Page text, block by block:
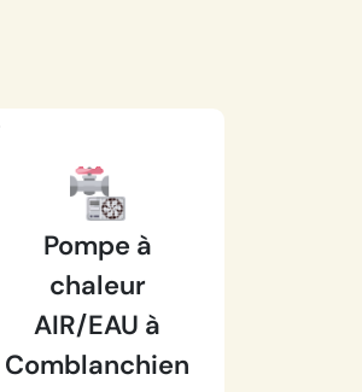
Pompe à
chaleur
AIR/EAU à
Comblanchien